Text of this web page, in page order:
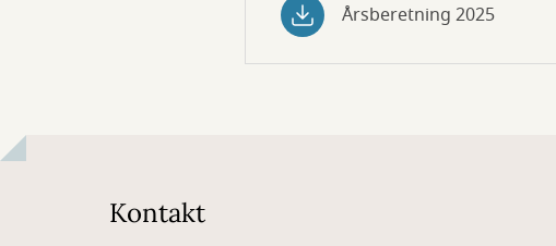
Årsberetning 2025
Kontakt